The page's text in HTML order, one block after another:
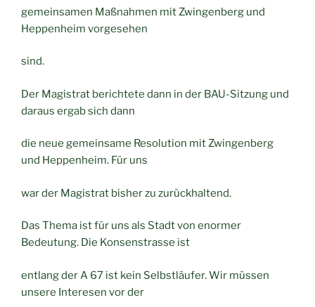
gemeinsamen Maßnahmen mit Zwingenberg und
Heppenheim vorgesehen
sind.
Der Magistrat berichtete dann in der BAU-Sitzung und
daraus ergab sich dann
die neue gemeinsame Resolution mit Zwingenberg
und Heppenheim. Für uns
war der Magistrat bisher zu zurückhaltend.
Das Thema ist für uns als Stadt von enormer
Bedeutung. Die Konsenstrasse ist
entlang der A 67 ist kein Selbstläufer. Wir müssen
unsere Interesen vor der